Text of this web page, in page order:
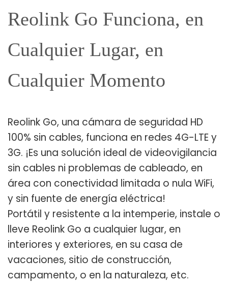
Reolink Go Funciona, en
Cualquier Lugar, en
Cualquier Momento
Reolink Go, una cámara de seguridad HD
100% sin cables, funciona en redes 4G-LTE y
3G. ¡Es una solución ideal de videovigilancia
sin cables ni problemas de cableado, en
área con conectividad limitada o nula WiFi,
y sin fuente de energía eléctrica!
Portátil y resistente a la intemperie, instale o
lleve Reolink Go a cualquier lugar, en
interiores y exteriores, en su casa de
vacaciones, sitio de construcción,
campamento, o en la naturaleza, etc.